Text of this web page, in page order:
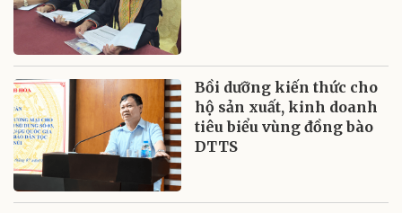
Bồi dưỡng kiến thức cho
hộ sản xuất, kinh doanh
tiêu biểu vùng đồng bào
DTTS